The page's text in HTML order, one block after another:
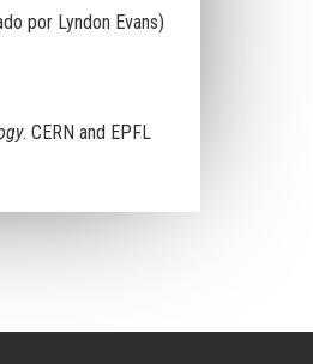
por Lyndon Evans)
. CERN and EPFL